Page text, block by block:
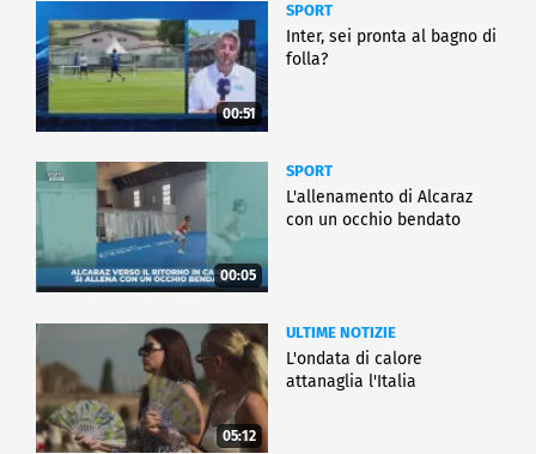
00:51
SPORT
Inter, sei pronta al bagno di
folla?
00:05
SPORT
L'allenamento di Alcaraz
con un occhio bendato
05:12
ULTIME NOTIZIE
L'ondata di calore
attanaglia l'Italia